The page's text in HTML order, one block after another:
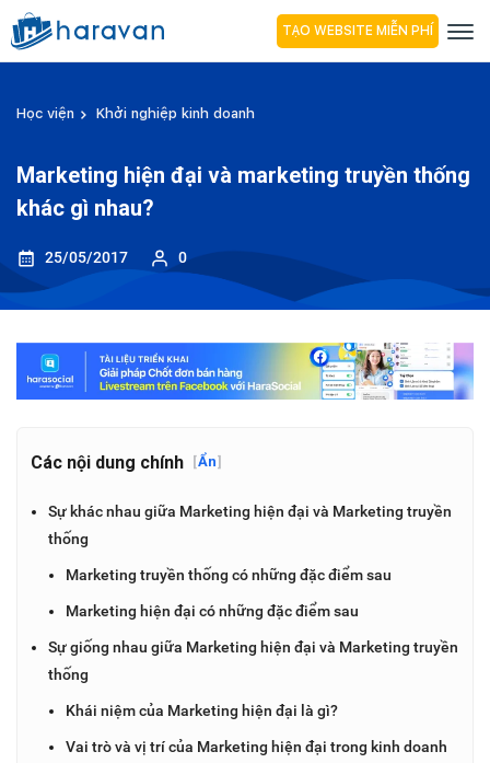
TẠO WEBSITE MIỄN PHÍ
Học viện Khởi nghiệp kinh doanh
Marketing hiện đại và marketing truyền thống
khác gì nhau?
25/05/2017 0
Các nội dung chính [Ẩn]
Sự khác nhau giữa Marketing hiện đại và Marketing truyền
thống
Marketing truyền thống có những đặc điểm sau
Marketing hiện đại có những đặc điểm sau
Sự giống nhau giữa Marketing hiện đại và Marketing truyền
thống
Khái niệm của Marketing hiện đại là gì?
Vai trò và vị trí của Marketing hiện đại trong kinh doanh